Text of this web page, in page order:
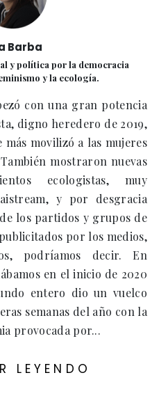
Barba
y política por la democracia
y la ecología.
con una gran potencia
digno heredero de 2019,
más movilizó a las mujeres
mostraron nuevas
ecologistas, muy
y por desgracia
los partidos y grupos de
por los medios,
podríamos decir. En
en el inicio de 2020
entero dio un vuelco
semanas del año con la
provocada por...
LEYENDO